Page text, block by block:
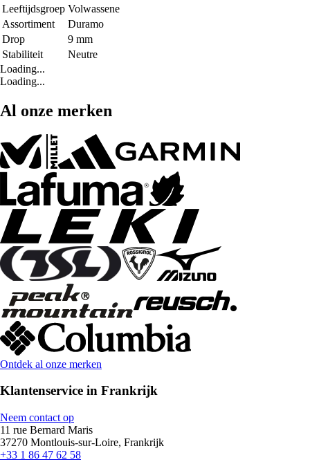
Leeftijdsgroep Volwassene
Assortiment
Duramo
Drop
9 mm
Stabiliteit
Neutre
Loading...
Loading...
Al onze merken
Ontdek al onze merken
Klantenservice in Frankrijk
Neem contact op
11 rue Bernard Maris
37270 Montlouis-sur-Loire, Frankrijk
+33 1 86 47 62 58